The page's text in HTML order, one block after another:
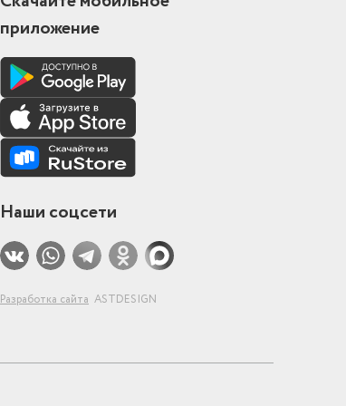
приложение
Наши соцсети
Разработка сайта ASTDESIGN